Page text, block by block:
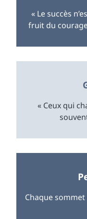
« Le succès
fruit du
« Ceux qui
Chaque